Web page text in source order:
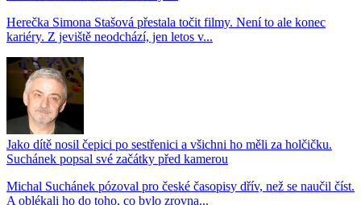
Herečka Simona Stašová přestala točit filmy. Není to ale konec
kariéry. Z jeviště neodchází, jen letos v...
Jako dítě nosil čepici po sestřenici a všichni ho měli za holčičku.
Suchánek popsal své začátky před kamerou
Michal Suchánek pózoval pro české časopisy dřív, než se naučil číst.
A oblékali ho do toho, co bylo zrovna...